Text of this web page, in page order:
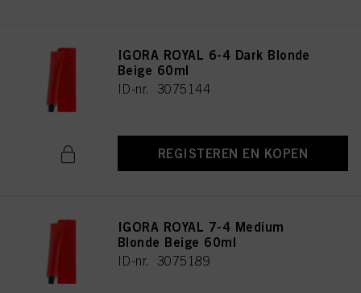
IGORA ROYAL 6-4 Dark Blonde
Beige 60ml
ID-nr. 3075144
REGISTEREN EN KOPEN
IGORA ROYAL 7-4 Medium
Blonde Beige 60ml
ID-nr. 3075189